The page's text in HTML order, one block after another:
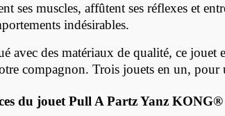
ses muscles, affûtent ses réflexes et
indésirables.
avec des matériaux de qualité, ce jouet
compagnon. Trois jouets en un,
du jouet Pull A Partz Yanz KONG®